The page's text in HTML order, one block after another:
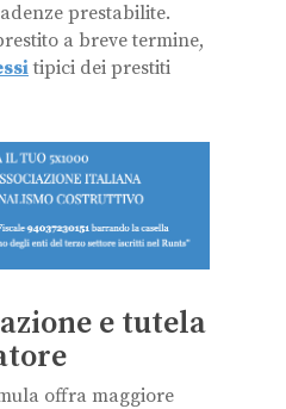
prestabilite.
a breve termine,
tipici dei prestiti
e tutela
offra maggiore